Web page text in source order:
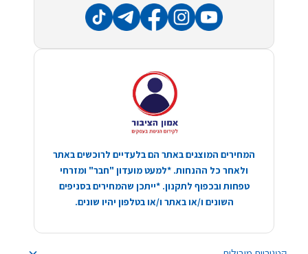
המחירים המוצגים באתר הם בלעדיים לרוכשים באתר
ולאחר כל ההנחות. *למעט מועדון "חבר" ומזרחי
טפחות ובכפוף לתקנון. *ייתכן שהמחירים בסניפים
השונים ו/או באתר ו/או בטלפון יהיו שונים.